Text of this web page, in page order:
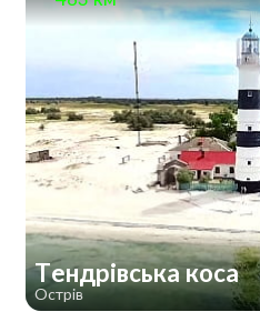
Тендрівська коса
Острів